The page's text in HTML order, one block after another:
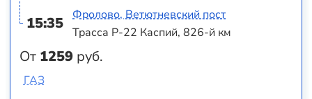
15:35
От 1259 руб.
Фролово, Ветютневский пост
Трасса Р-22 Каспий, 826-й км
ГАЗ